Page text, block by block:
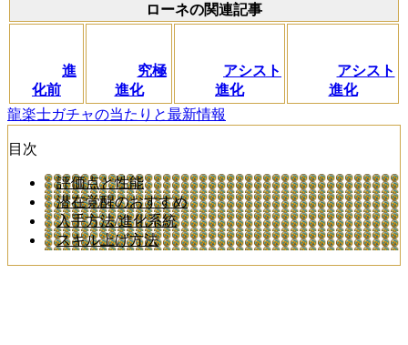
ローネの関連記事
進
化前
究極
進化
アシスト
進化
アシスト
進化
龍楽士ガチャの当たりと最新情報
目次
評価点と性能
潜在覚醒のおすすめ
入手方法/進化系統
スキル上げ方法